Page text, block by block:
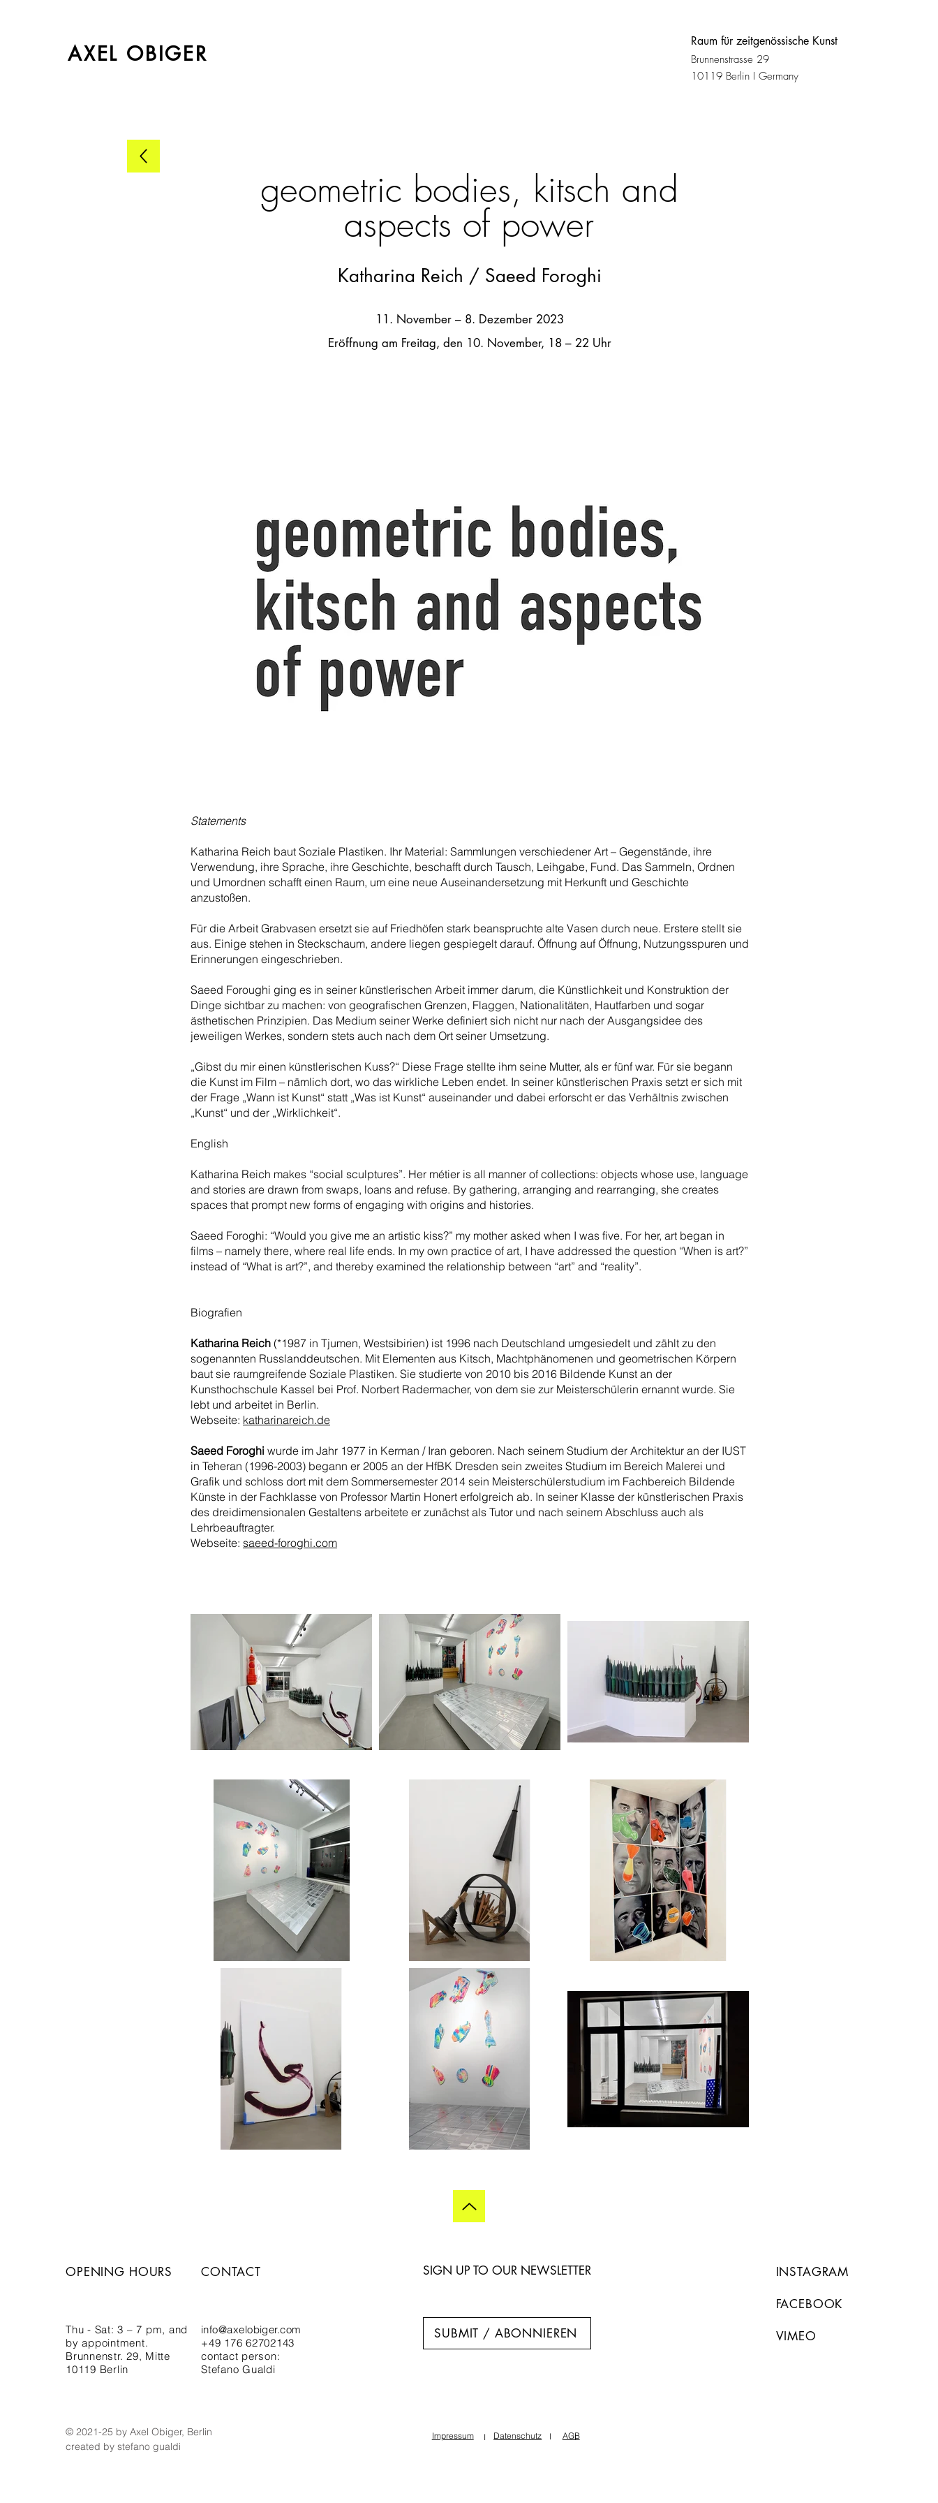
AXEL OBIGER
Raum für zeitgenössische Kunst
Brunnenstrasse 29
10119 Berlin I Germany
geometric bodies, kitsch and
aspects of power
Katharina Reich / Saeed Foroghi
11. November – 8. Dezember 2023
Eröffnung am Freitag, den 10. November, 18 – 22 Uhr
Statements
Katharina Reich baut Soziale Plastiken. Ihr Material: Sammlungen verschiedener Art – Gegenstände, ihre
Verwendung, ihre Sprache, ihre Geschichte, beschafft durch Tausch, Leihgabe, Fund. Das Sammeln, Ordnen
und Umordnen schafft einen Raum, um eine neue Auseinandersetzung mit Herkunft und Geschichte
anzustoßen.
Für die Arbeit Grabvasen ersetzt sie auf Friedhöfen stark beanspruchte alte Vasen durch neue. Erstere stellt sie
aus. Einige stehen in Steckschaum, andere liegen gespiegelt darauf. Öffnung auf Öffnung, Nutzungsspuren und
Erinnerungen eingeschrieben.
Saeed Foroughi ging es in seiner künstlerischen Arbeit immer darum, die Künstlichkeit und Konstruktion der
Dinge sichtbar zu machen: von geografischen Grenzen, Flaggen, Nationalitäten, Hautfarben und sogar
ästhetischen Prinzipien. Das Medium seiner Werke definiert sich nicht nur nach der Ausgangsidee des
jeweiligen Werkes, sondern stets auch nach dem Ort seiner Umsetzung.
„Gibst du mir einen künstlerischen Kuss?“ Diese Frage stellte ihm seine Mutter, als er fünf war. Für sie begann
die Kunst im Film – nämlich dort, wo das wirkliche Leben endet. In seiner künstlerischen Praxis setzt er sich mit
der Frage „Wann ist Kunst“ statt „Was ist Kunst“ auseinander und dabei erforscht er das Verhältnis zwischen
„Kunst“ und der „Wirklichkeit“.
English
Katharina Reich makes “social sculptures”. Her métier is all manner of collections: objects whose use, language
and stories are drawn from swaps, loans and refuse. By gathering, arranging and rearranging, she creates
spaces that prompt new forms of engaging with origins and histories.
Saeed Foroghi: “Would you give me an artistic kiss?” my mother asked when I was five. For her, art began in
films – namely there, where real life ends. In my own practice of art, I have addressed the question “When is art?”
instead of “What is art?”, and thereby examined the relationship between “art” and “reality”.
Biografien
Katharina Reich (*1987 in Tjumen, Westsibirien) ist 1996 nach Deutschland umgesiedelt und zählt zu den
sogenannten Russlanddeutschen. Mit Elementen aus Kitsch, Machtphänomenen und geometrischen Körpern
baut sie raumgreifende Soziale Plastiken. Sie studierte von 2010 bis 2016 Bildende Kunst an der
Kunsthochschule Kassel bei Prof. Norbert Radermacher, von dem sie zur Meisterschülerin ernannt wurde. Sie
lebt und arbeitet in Berlin.
Webseite: katharinareich.de
Saeed Foroghi wurde im Jahr 1977 in Kerman / Iran geboren. Nach seinem Studium der Architektur an der IUST
in Teheran (1996-2003) begann er 2005 an der HfBK Dresden sein zweites Studium im Bereich Malerei und
Grafik und schloss dort mit dem Sommersemester 2014 sein Meisterschülerstudium im Fachbereich Bildende
Künste in der Fachklasse von Professor Martin Honert erfolgreich ab. In seiner Klasse der künstlerischen Praxis
des dreidimensionalen Gestaltens arbeitete er zunächst als Tutor und nach seinem Abschluss auch als
Lehrbeauftragter.
Webseite: saeed-foroghi.com
OPENING HOURS CONTACT
Thu - Sat: 3 – 7 pm, and
by appointment.
Brunnenstr. 29, Mitte
10119 Berlin
info@axelobiger.com
+49 176 62702143
contact person:
Stefano Gualdi
© 2021-25 by Axel Obiger, Berlin
created by stefano gualdi
SIGN UP TO OUR NEWSLETTER
SUBMIT / ABONNIEREN
Impressum I Datenschutz AGB
INSTAGRAM
FACEBOOK
VIMEO
I I